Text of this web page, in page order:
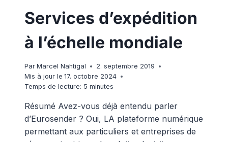
Services d’expédition
à l’échelle mondiale
Par Marcel Nahtigal
2. septembre 2019
Mis à jour le 17. octobre 2024
Temps de lecture: 5 minutes
Résumé Avez-vous déjà entendu parler
d’Eurosender ? Oui, LA plateforme numérique
permettant aux particuliers et entreprises de